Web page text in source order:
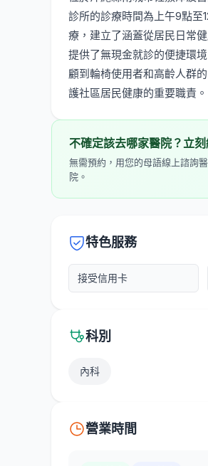
診所的診療時間為上午9點至
療，建立了涵蓋從居民日常
提供了無現金就診的便捷環
顧到輪椅使用者和高齡人群
護社區居民健康的重要職責。
不確定該去哪家醫院？立
無需預約，用您的母語線上諮詢
院。
特色服務
接受信用卡
科別
內科
營業時間